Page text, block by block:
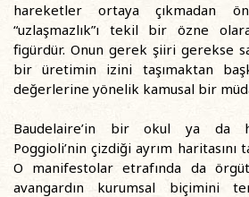
hareketler ortaya çıkmadan
“uzlaşmazlık”ı tekil bir özne
figürdür. Onun gerek şiiri gerekse
bir üretimin izini taşımaktan
değerlerine yönelik kamusal bir
Baudelaire’in bir okul ya da
Poggioli’nin çizdiği ayrım
O manifestolar etrafında da
avangardın kurumsal biçimini